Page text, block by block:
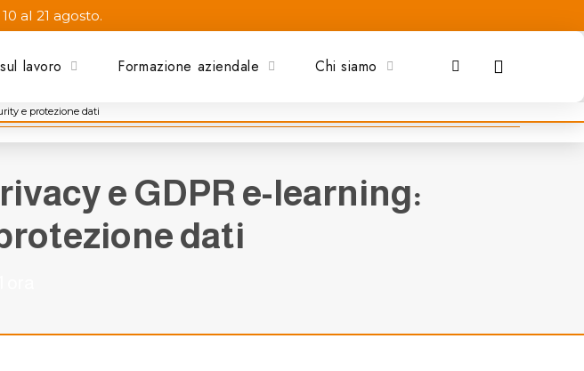
al 21 agosto.
lavoro Formazione aziendale Chi siamo
e protezione dati
e GDPR e-learning:
dati